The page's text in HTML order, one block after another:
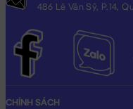
486 Lê Văn Sỹ, P.14,
CHÍNH SÁCH